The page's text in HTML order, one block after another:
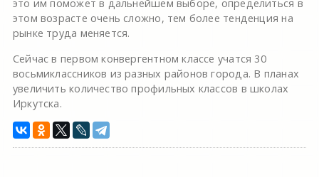
это им поможет в дальнейшем выборе, определиться в
этом возрасте очень сложно, тем более тенденция на
рынке труда меняется.
Сейчас в первом конвергентном классе учатся 30
восьмиклассников из разных районов города. В планах
увеличить количество профильных классов в школах
Иркутска.